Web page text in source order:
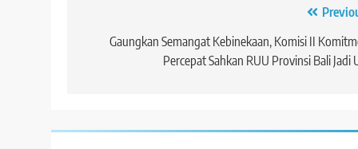
posGaungkan Semangat Kebinekaan, Komisi II
Percepat Sahkan RUU Provinsi Bali Jadi